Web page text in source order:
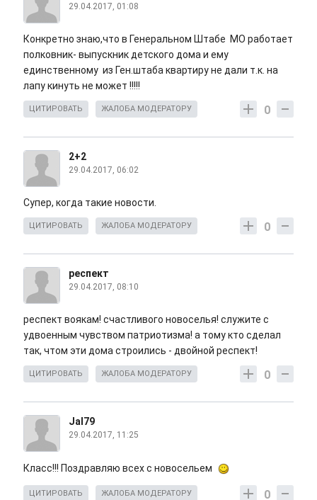
29.04.2017, 01:08
Конкретно знаю,что в Генеральном Штабе МО работает
полковник- выпускник детского дома и ему
единственному из Ген.штаба квартиру не дали т.к. на
лапу кинуть не может !!!!!
0
ЦИТИРОВАТЬ ЖАЛОБА МОДЕРАТОРУ
2+2
29.04.2017, 06:02
Супер, когда такие новости.
0
ЦИТИРОВАТЬ ЖАЛОБА МОДЕРАТОРУ
респект
29.04.2017, 08:10
респект воякам! счастливого новоселья! служите с
удвоенным чувством патриотизма! а тому кто сделал
так, чтом эти дома строились - двойной респект!
0
ЦИТИРОВАТЬ ЖАЛОБА МОДЕРАТОРУ
Jal79
29.04.2017, 11:25
Класс!!! Поздравляю всех с новосельем
0
ЦИТИРОВАТЬ ЖАЛОБА МОДЕРАТОРУ